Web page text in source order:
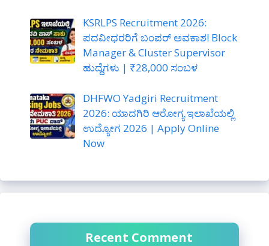
KSRLPS Recruitment 2026:
ಪದವೀಧರರಿಗೆ ಬಂಪರ್ ಅವಕಾಶ! Block
Manager & Cluster Supervisor
ಹುದ್ದೆಗಳು | ₹28,000 ಸಂಬಳ
DHFWO Yadgiri Recruitment
2026: ಯಾದಗಿರಿ ಆರೋಗ್ಯ ಇಲಾಖೆಯಲ್ಲಿ
ಉದ್ಯೋಗ 2026 | Apply Online
Now
Recent Comment